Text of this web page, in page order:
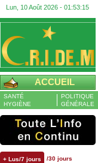
Lun, 10 Août 2026 - 01:53:15
ACCUEIL
SANTÉ
HYGIÈNE
POLITIQUE
GÉNÉRALE
+ Lus/7 jours /30 jours